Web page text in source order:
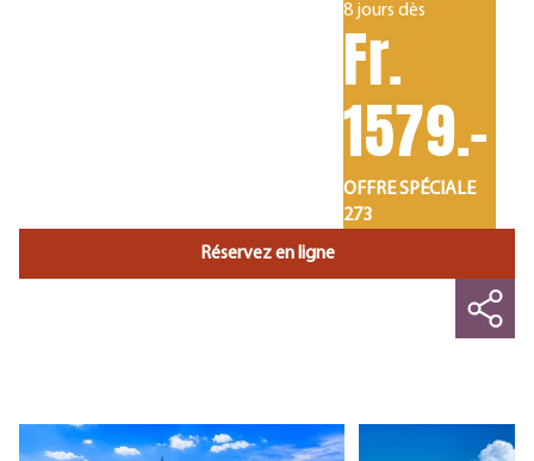
8 jours dès
Fr.
1579.-
OFFRE SPÉCIALE
273
Réservez en ligne